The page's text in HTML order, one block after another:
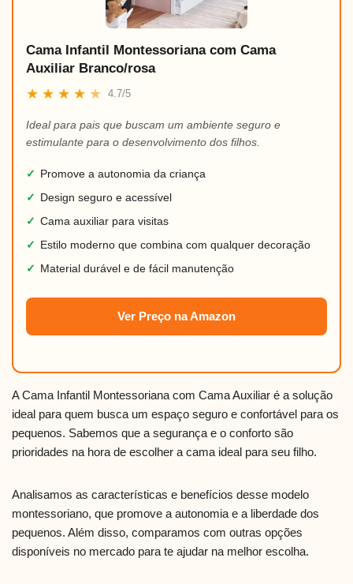
Cama Infantil Montessoriana com Cama
Auxiliar Branco/rosa
★ ★ ★ ★ ★ 4.7/5
Ideal para pais que buscam um ambiente seguro e
estimulante para o desenvolvimento dos filhos.
✓
Promove a autonomia da criança
✓
Design seguro e acessível
✓ Cama auxiliar para visitas
✓
Estilo moderno que combina com qualquer decoração
✓
Material durável e de fácil manutenção
Ver Preço na Amazon
A Cama Infantil Montessoriana com Cama Auxiliar é a solução
ideal para quem busca um espaço seguro e confortável para os
pequenos. Sabemos que a segurança e o conforto são
prioridades na hora de escolher a cama ideal para seu filho.
Analisamos as características e benefícios desse modelo
montessoriano, que promove a autonomia e a liberdade dos
pequenos. Além disso, comparamos com outras opções
disponíveis no mercado para te ajudar na melhor escolha.